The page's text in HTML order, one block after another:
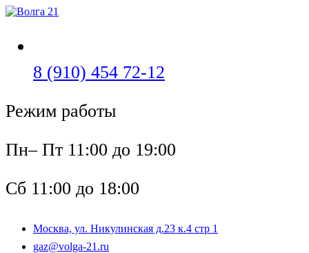
Перейти
8 (910) 454 72-12
Режим работы
Пн– Пт 11:00 до 19:00
Сб 11:00 до 18:00
Москва, ул. Никулинская д.23 к.4 стр 1
gaz@volga-21.ru